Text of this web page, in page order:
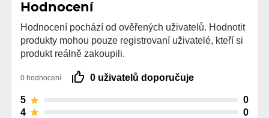
Hodnocení
Hodnocení pochází od ověřených uživatelů. Hodnotit
produkty mohou pouze registrovaní uživatelé, kteří si
produkt reálně zakoupili.
0 hodnocení 0 uživatelů doporučuje
5
0
4
0